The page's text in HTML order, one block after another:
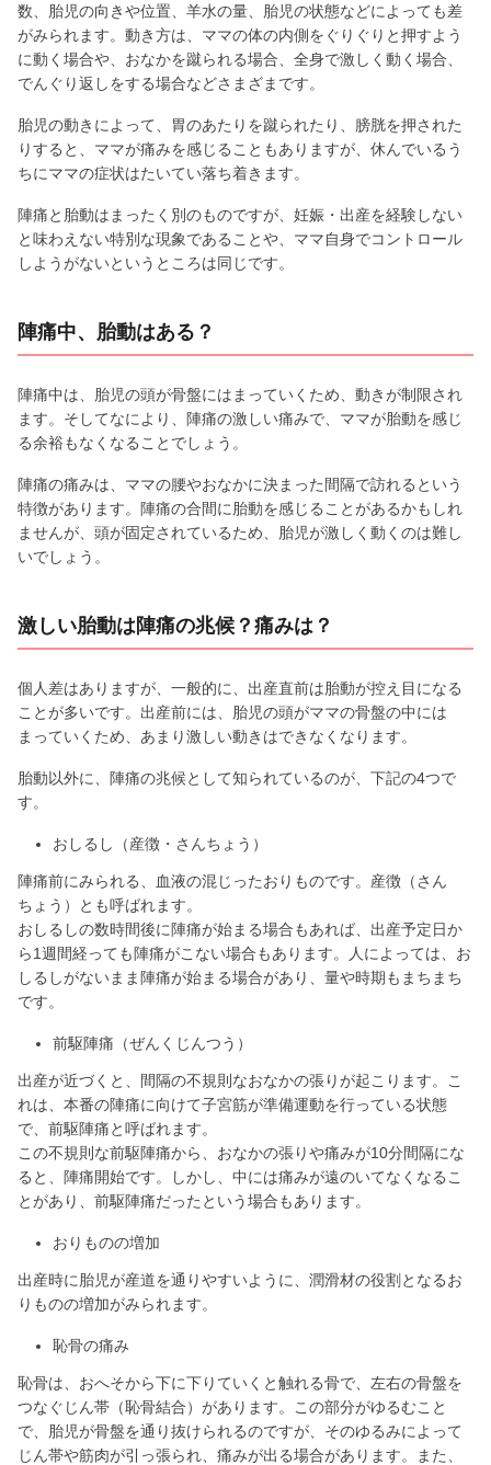
数、胎児の向きや位置、羊水の量、胎児の状態などによっても差
がみられます。動き方は、ママの体の内側をぐりぐりと押すよう
に動く場合や、おなかを蹴られる場合、全身で激しく動く場合、
でんぐり返しをする場合などさまざまです。
胎児の動きによって、胃のあたりを蹴られたり、膀胱を押された
りすると、ママが痛みを感じることもありますが、休んでいるう
ちにママの症状はたいてい落ち着きます。
陣痛と胎動はまったく別のものですが、妊娠・出産を経験しない
と味わえない特別な現象であることや、ママ自身でコントロール
しようがないというところは同じです。
陣痛中、胎動はある？
陣痛中は、胎児の頭が骨盤にはまっていくため、動きが制限され
ます。そしてなにより、陣痛の激しい痛みで、ママが胎動を感じ
る余裕もなくなることでしょう。
陣痛の痛みは、ママの腰やおなかに決まった間隔で訪れるという
特徴があります。陣痛の合間に胎動を感じることがあるかもしれ
ませんが、頭が固定されているため、胎児が激しく動くのは難し
いでしょう。
激しい胎動は陣痛の兆候？痛みは？
個人差はありますが、一般的に、出産直前は胎動が控え目になる
ことが多いです。出産前には、胎児の頭がママの骨盤の中には
まっていくため、あまり激しい動きはできなくなります。
胎動以外に、陣痛の兆候として知られているのが、下記の4つで
す。
おしるし（産徴・さんちょう）
陣痛前にみられる、血液の混じったおりものです。産徴（さん
ちょう）とも呼ばれます。
おしるしの数時間後に陣痛が始まる場合もあれば、出産予定日か
ら1週間経っても陣痛がこない場合もあります。人によっては、お
しるしがないまま陣痛が始まる場合があり、量や時期もまちまち
です。
前駆陣痛（ぜんくじんつう）
出産が近づくと、間隔の不規則なおなかの張りが起こります。こ
れは、本番の陣痛に向けて子宮筋が準備運動を行っている状態
で、前駆陣痛と呼ばれます。
この不規則な前駆陣痛から、おなかの張りや痛みが10分間隔にな
ると、陣痛開始です。しかし、中には痛みが遠のいてなくなるこ
とがあり、前駆陣痛だったという場合もあります。
おりものの増加
出産時に胎児が産道を通りやすいように、潤滑材の役割となるお
りものの増加がみられます。
恥骨の痛み
恥骨は、おへそから下に下りていくと触れる骨で、左右の骨盤を
つなぐじん帯（恥骨結合）があります。この部分がゆるむこと
で、胎児が骨盤を通り抜けられるのですが、そのゆるみによって
じん帯や筋肉が引っ張られ、痛みが出る場合があります。また、